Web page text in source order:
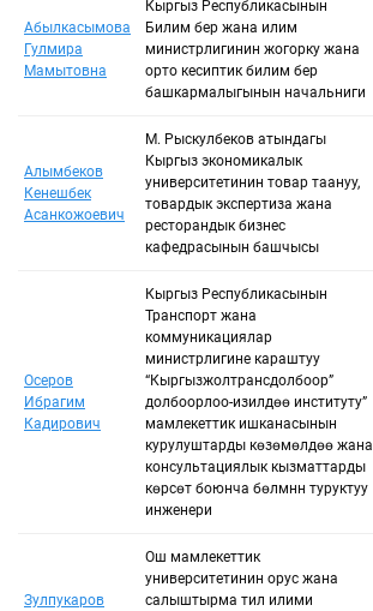
Абылкасымова
Гулмира
Мамытовна
Кыргыз Республикасынын
Билим берүү жана илим
министрлигинин жогорку жана
орто кесиптик билим берүү
башкармалыгынын начальниги
Алымбеков
Кенешбек
Асанкожоевич
М. Рыскулбеков атындагы
Кыргыз экономикалык
университетинин товар таануу,
товардык экспертиза жана
ресторандык бизнес
кафедрасынын башчысы
Осеров
Ибрагим
Кадирович
Кыргыз Республикасынын
Транспорт жана
коммуникациялар
министрлигине караштуу
“Кыргызжолтрансдолбоор”
долбоорлоо-изилдөө институту”
мамлекеттик ишканасынын
курулуштарды көзөмөлдөө жана
консультациялык кызматтарды
көрсөтүү боюнча бөлүмүнүн туруктуу
инженери
Зулпукаров
Ош мамлекеттик
университетинин орус жана
салыштырма тил илими